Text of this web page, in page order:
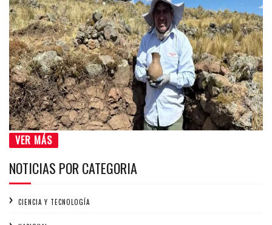
VER MÁS
NOTICIAS POR CATEGORIA
CIENCIA Y TECNOLOGÍA